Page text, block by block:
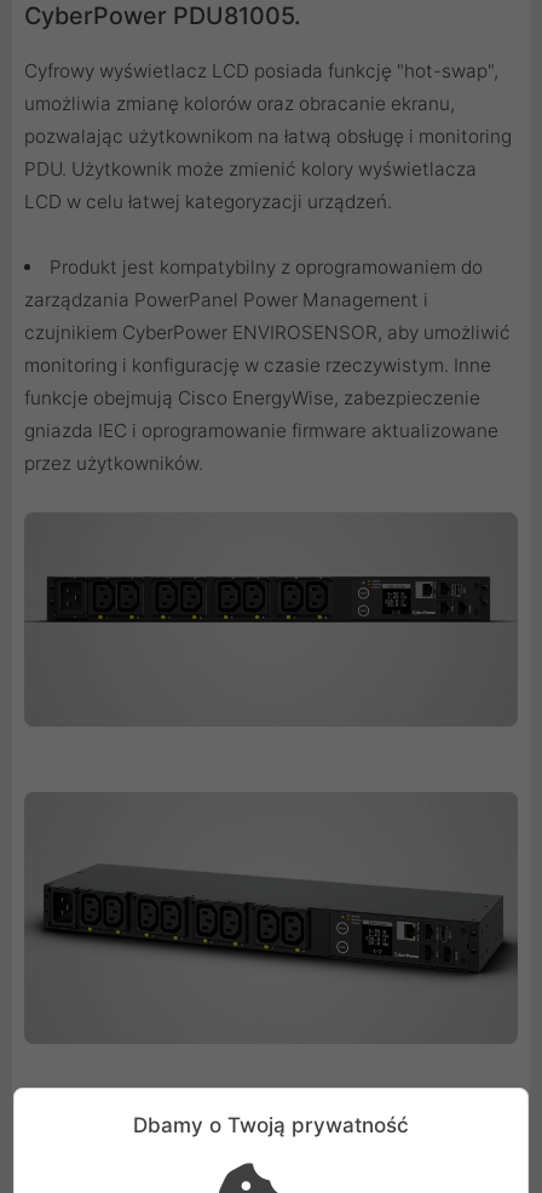
CyberPower PDU81005.
Cyfrowy wyświetlacz LCD posiada funkcję "hot-swap",
umożliwia zmianę kolorów oraz obracanie ekranu,
pozwalając użytkownikom na łatwą obsługę i monitoring
PDU. Użytkownik może zmienić kolory wyświetlacza
LCD w celu łatwej kategoryzacji urządzeń.
Produkt jest kompatybilny z oprogramowaniem do
zarządzania PowerPanel Power Management i
czujnikiem CyberPower ENVIROSENSOR, aby umożliwić
monitoring i konfigurację w czasie rzeczywistym. Inne
funkcje obejmują Cisco EnergyWise, zabezpieczenie
gniazda IEC i oprogramowanie firmware aktualizowane
przez użytkowników.
Dbamy o Twoją prywatność